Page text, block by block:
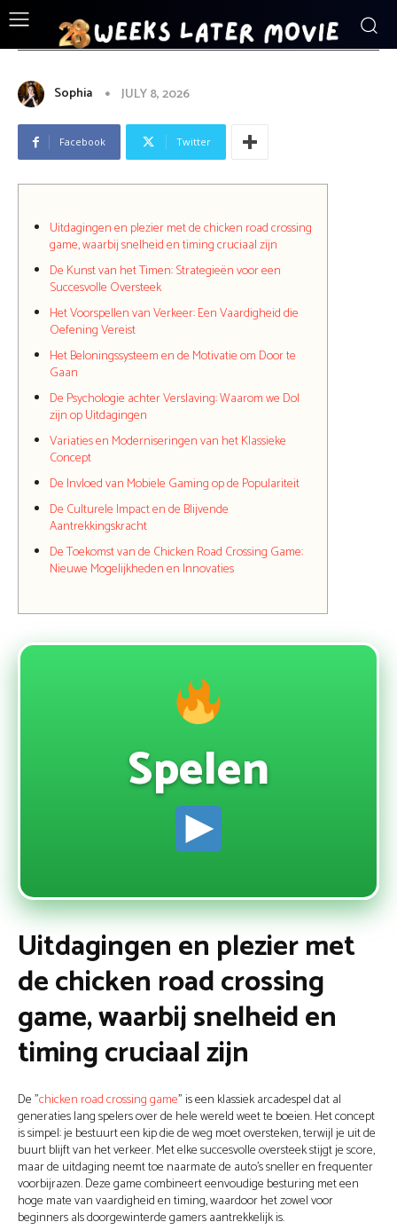
ENTERTAINMENT
Sophia JULY 8, 2026
Facebook Twitter
Uitdagingen en plezier met de chicken road crossing
game, waarbij snelheid en timing cruciaal zijn
De Kunst van het Timen: Strategieën voor een
Succesvolle Oversteek
Het Voorspellen van Verkeer: Een Vaardigheid die
Oefening Vereist
Het Beloningssysteem en de Motivatie om Door te
Gaan
De Psychologie achter Verslaving: Waarom we Dol
zijn op Uitdagingen
Variaties en Moderniseringen van het Klassieke
Concept
De Invloed van Mobiele Gaming op de Populariteit
De Culturele Impact en de Blijvende
Aantrekkingskracht
De Toekomst van de Chicken Road Crossing Game:
Nieuwe Mogelijkheden en Innovaties
Spelen
Uitdagingen en plezier met
de chicken road crossing
game, waarbij snelheid en
timing cruciaal zijn
De "chicken road crossing game" is een klassiek arcadespel dat al
generaties lang spelers over de hele wereld weet te boeien. Het concept
is simpel: je bestuurt een kip die de weg moet oversteken, terwijl je uit de
buurt blijft van het verkeer. Met elke succesvolle oversteek stijgt je score,
maar de uitdaging neemt toe naarmate de auto's sneller en frequenter
voorbijrazen. Deze game combineert eenvoudige besturing met een
hoge mate van vaardigheid en timing, waardoor het zowel voor
beginners als doorgewinterde gamers aantrekkelijk is.